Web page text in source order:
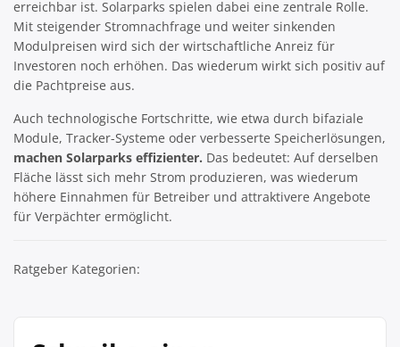
erreichbar ist. Solarparks spielen dabei eine zentrale Rolle.
Mit steigender Stromnachfrage und weiter sinkenden
Modulpreisen wird sich der wirtschaftliche Anreiz für
Investoren noch erhöhen. Das wiederum wirkt sich positiv auf
die Pachtpreise aus.
Auch technologische Fortschritte, wie etwa durch bifaziale
Module, Tracker-Systeme oder verbesserte Speicherlösungen,
machen Solarparks effizienter. Das bedeutet: Auf derselben
Fläche lässt sich mehr Strom produzieren, was wiederum
höhere Einnahmen für Betreiber und attraktivere Angebote
für Verpächter ermöglicht.
Ratgeber Kategorien: